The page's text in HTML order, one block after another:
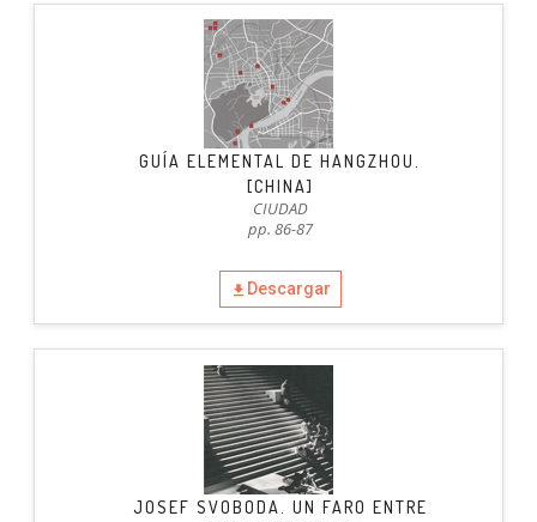
GUÍA ELEMENTAL DE HANGZHOU.
[CHINA]
CIUDAD
pp. 86-87
Descargar
JOSEF SVOBODA. UN FARO ENTRE